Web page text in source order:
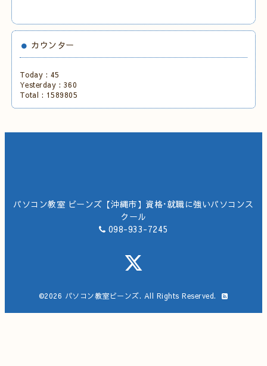
カウンター
Today : 45
Yesterday : 360
Total : 1589805
パソコン教室 ビーンズ【沖縄市】資格･就職に強いパソコンス
クール
098-933-7245
©2026 パソコン教室ビーンズ. All Rights Reserved.